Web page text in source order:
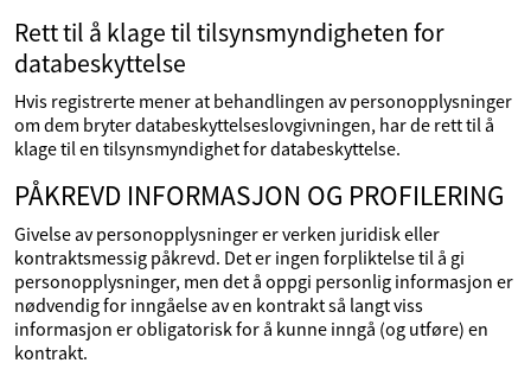
Rett til å klage til tilsynsmyndigheten for
databeskyttelse
Hvis registrerte mener at behandlingen av personopplysninger
om dem bryter databeskyttelseslovgivningen, har de rett til å
klage til en tilsynsmyndighet for databeskyttelse.
PÅKREVD INFORMASJON OG PROFILERING
Givelse av personopplysninger er verken juridisk eller
kontraktsmessig påkrevd. Det er ingen forpliktelse til å gi
personopplysninger, men det å oppgi personlig informasjon er
nødvendig for inngåelse av en kontrakt så langt viss
informasjon er obligatorisk for å kunne inngå (og utføre) en
kontrakt.